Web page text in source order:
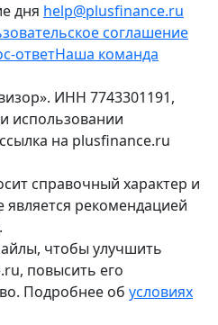
дня help@plusfinance.ru
соглашение
ответНаша команда
ИНН 7743301191,
использовании
на plusfinance.ru
справочный характер и
является рекомендацией
чтобы улучшить
повысить его
Подробнее об условиях